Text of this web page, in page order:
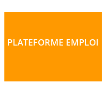
PLATEFORME EMPLOI